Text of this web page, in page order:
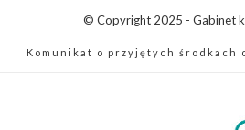
© Copyright 2025 - Gabinet
Komunikat o przyjętych środkach